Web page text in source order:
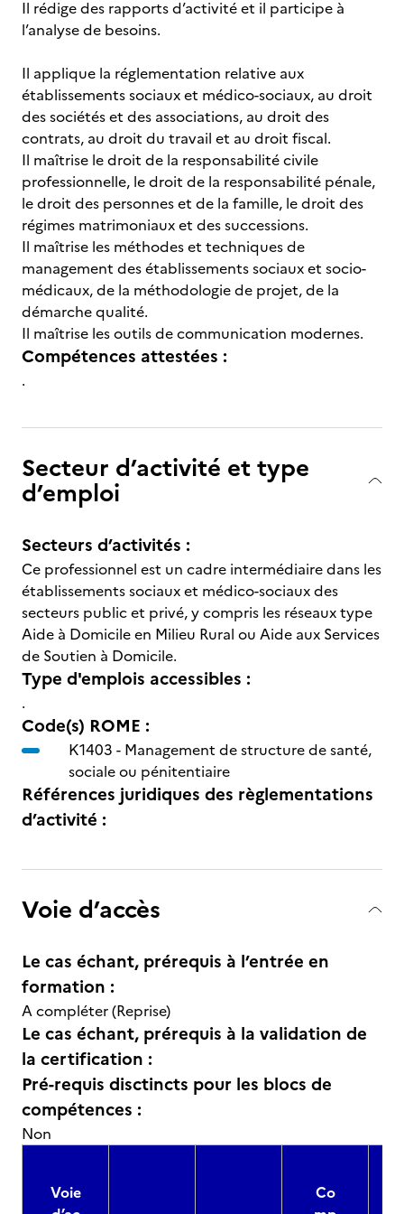
Il rédige des rapports d’activité et il participe à
l’analyse de besoins.
Il applique la réglementation relative aux
établissements sociaux et médico-sociaux, au droit
des sociétés et des associations, au droit des
contrats, au droit du travail et au droit fiscal.
Il maîtrise le droit de la responsabilité civile
professionnelle, le droit de la responsabilité pénale,
le droit des personnes et de la famille, le droit des
régimes matrimoniaux et des successions.
Il maîtrise les méthodes et techniques de
management des établissements sociaux et socio-
médicaux, de la méthodologie de projet, de la
démarche qualité.
Il maîtrise les outils de communication modernes.
Compétences attestées :
.
Secteur d’activité et type
d’emploi
Secteurs d’activités :
Ce professionnel est un cadre intermédiaire dans les
établissements sociaux et médico-sociaux des
secteurs public et privé, y compris les réseaux type
Aide à Domicile en Milieu Rural ou Aide aux Services
de Soutien à Domicile.
Type d'emplois accessibles :
.
Code(s) ROME :
K1403 - Management de structure de santé,
sociale ou pénitentiaire
Références juridiques des règlementations
d’activité :
Voie d’accès
Le cas échant, prérequis à l’entrée en
formation :
A compléter (Reprise)
Le cas échant, prérequis à la validation de
la certification :
Pré-requis disctincts pour les blocs de
compétences :
Non
Voie
Co